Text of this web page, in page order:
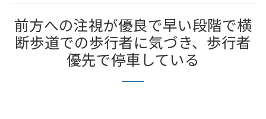
前方への注視が優良で早い段階で横
断歩道での歩行者に気づき、歩行者
優先で停車している